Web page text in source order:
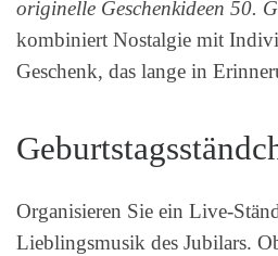
originelle Geschenkideen 50.
kombiniert Nostalgie mit
Geschenk, das lange in
Organisieren Sie ein Live-
Lieblingsmusik des Jubilars.